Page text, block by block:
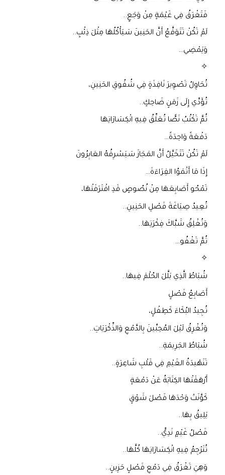
فَتَغْرَقُ فِي غَيْمَةٍ مِنْ وَجَعٍ..
لَمْ تَكُنْ تَتَوَقَّعُ أَنَّ الحَنِينَ سَيَأْكُلُهَا مِثْلَ ذِئْبٍ..
وَيَمْضِي…
✧
تُحَاوِلُ تَصْوِيرَ نَافِذَةٍ فِي شُقُوقِ الحَنِينِ،
تُؤَدِّي إِلَى زَمَنٍ ضَاحِكٍ..
ثُمَّ تَكْتُبُ نَصًّا تُعَلِّقُ فِيهِ انْكِسَارَاتِهَا
دَفْعَةً وَاحِدَةً…
لَمْ تَكُنْ تَتَخَيَّلُ أَنَّ المَجَازَ سَيَسْرِقُهُ العَابِرُونَ
إِذَا مَا أَتْمَوُا القِرَاءَةَ…
تَمْحُو أَصَابِعَهَا مِنْ نُصُوصٍ قَدِ اقْتَرَفَتْهَا،
تُعِيدُ صِيَاغَةَ فَصْلِ الحَنِينِ..
وَتُغْلِقُ شَبَّاكَ فِكْرَتِهَا..
ثُمَّ تَغْفُو…
✧
شُبَاطُ الَّذِي بَلَّلَ الحُلْمَ فِيهَا..
أَصَابِعُ فَصْلٍ
تُجِيدُ البُكَاءَ كَطِفْلٍ،
وَتُغْرِقُ لَيْلَ المُحِبِّينَ بِالدَّمْعِ وَالذِّكْرَيَاتِ..
شُبَاطُ الجَرِيمَةِ..
تَنَهْيدَةُ الغَيْمِ فِي قَلْبِ شَاعِرَةٍ..
أَرْهَقَتْهَا الكِتَابَةُ عَنْ دَمْعَةٍ
كَوَّنَتْ وَحْدَهَا فَصْلَ شَوْقٍ
يَلِيقُ بِهَا..
فَصْلُ غَيْمٍ نَدِيٍّ..
تُتَرْجِمُ فِيهِ انْكِسَارَاتِهَا كُلَّهَا..
وَهِيَ تَغْرَقُ فِي دَمْعِ فَصْلٍ حَزِينٍ..